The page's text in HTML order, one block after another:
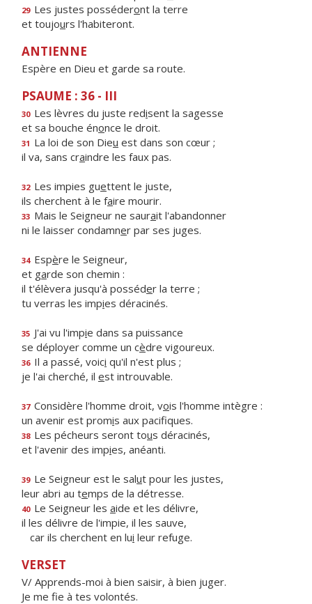
29 Les justes posséderont la terre
et toujours l'habiteront.
ANTIENNE
Espère en Dieu et garde sa route.
PSAUME : 36 - III
30 Les lèvres du juste redisent la sagesse
et sa bouche énonce le droit.
31 La loi de son Dieu est dans son cœur ;
il va, sans craindre les faux pas.
32 Les impies guettent le juste,
ils cherchent à le faire mourir.
33 Mais le Seigneur ne saurait l'abandonner
ni le laisser condamner par ses juges.
34 Espère le Seigneur,
et garde son chemin :
il t'élèvera jusqu'à posséder la terre ;
tu verras les impies déracinés.
35 J'ai vu l'impie dans sa puissance
se déployer comme un cèdre vigoureux.
36 Il a passé, voici qu'il n'est plus ;
je l'ai cherché, il est introuvable.
37 Considère l'homme droit, vois l'homme intègre :
un avenir est promis aux pacifiques.
38 Les pécheurs seront tous déracinés,
et l'avenir des impies, anéanti.
39 Le Seigneur est le salut pour les justes,
leur abri au temps de la détresse.
40 Le Seigneur les aide et les délivre,
il les délivre de l'impie, il les sauve,
car ils cherchent en lui leur refuge.
VERSET
V/ Apprends-moi à bien saisir, à bien juger.
Je me fie à tes volontés.